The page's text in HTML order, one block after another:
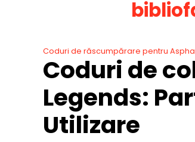
Coduri de răscumpărare pentru
Coduri de
Legends:
Utilizare